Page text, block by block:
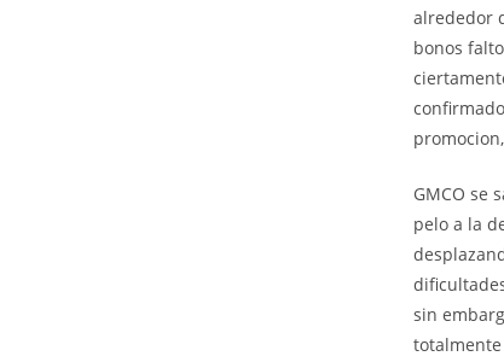
alrededor
bonos
GMCO se
pelo a la
sin